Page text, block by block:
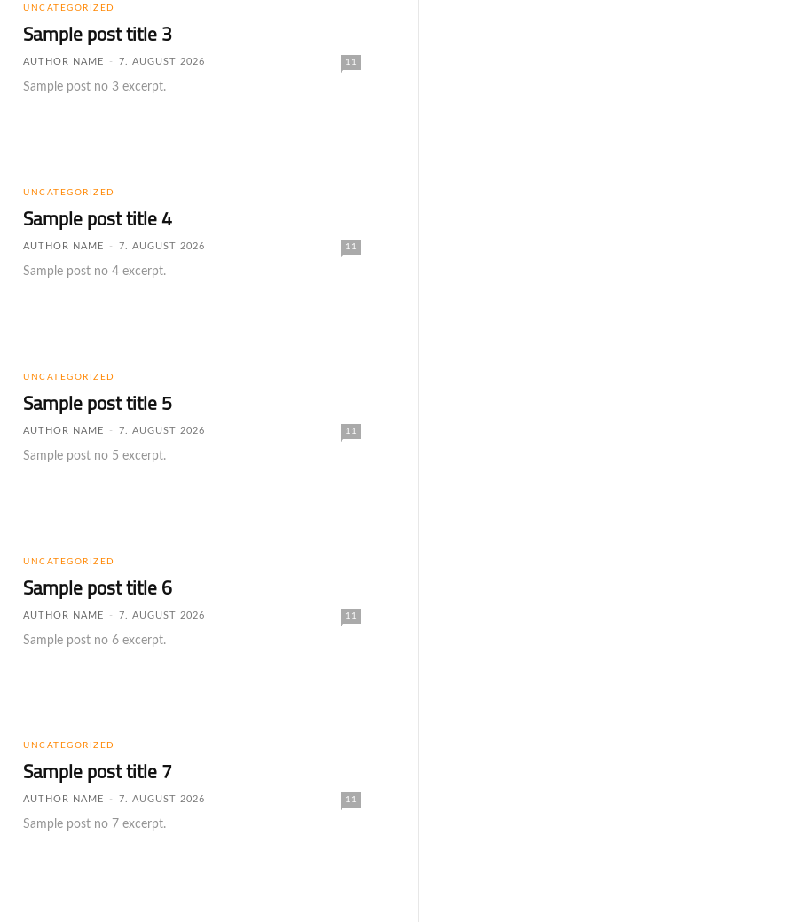
UNCATEGORIZED
Sample post title 3
AUTHOR NAME - 7. AUGUST 2026 11
Sample post no 3 excerpt.
UNCATEGORIZED
Sample post title 4
AUTHOR NAME - 7. AUGUST 2026 11
Sample post no 4 excerpt.
UNCATEGORIZED
Sample post title 5
AUTHOR NAME - 7. AUGUST 2026 11
Sample post no 5 excerpt.
UNCATEGORIZED
Sample post title 6
AUTHOR NAME - 7. AUGUST 2026 11
Sample post no 6 excerpt.
UNCATEGORIZED
Sample post title 7
AUTHOR NAME - 7. AUGUST 2026 11
Sample post no 7 excerpt.